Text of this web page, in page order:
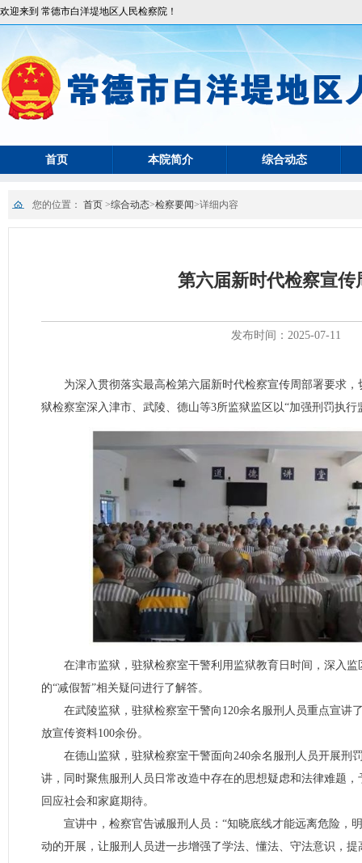
欢迎来到 常德市白洋堤地区人民检察院！
首页 本院简介 综合动态
您的位置： 首页 >综合动态>检察要闻>详细内容
第六届新时代检察宣
发布时间：2025-07-11
为深入贯彻落实最高检第六届新时代检察宣传周部署要求
狱检察室深入津市、武陵、德山等3所监狱监区以“加强刑罚执
在津市监狱，驻狱检察室干警利用监狱教育日时间，深入
的“减假暂”相关疑问进行了解答。
在武陵监狱，驻狱检察室干警向120余名服刑人员重点宣讲
放宣传资料100余份。
在德山监狱，驻狱检察室干警面向240余名服刑人员开展
讲，同时聚焦服刑人员日常改造中存在的思想疑虑和法律难题
回应社会和家庭期待。
宣讲中，检察官告诫服刑人员：“知晓底线才能远离危险，
动的开展，让服刑人员进一步增强了学法、懂法、守法意识，